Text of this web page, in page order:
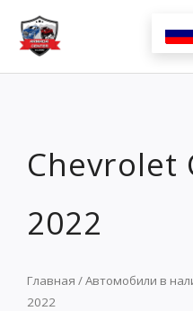
Перейти
содержимому
Chevrolet
2022
Главная /Автомобили в
2022